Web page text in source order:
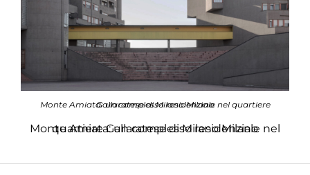
Monte Amiata: un complesso residenziale nel quartiere Gallaratese di Milano Milano
Monte Amiata: un complesso residenziale nel quartiere Gallaratese di Milano Milano